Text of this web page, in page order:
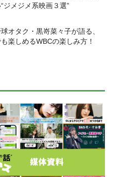
ジメジメ系映画３選”
オタク・黒嵜菜々子が語る、
楽しめるWBCの楽しみ方！